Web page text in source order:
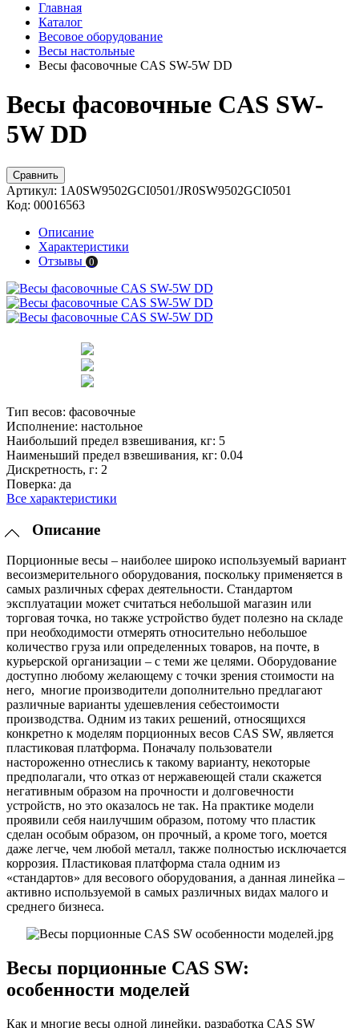
Главная
Каталог
Весовое оборудование
Весы настольные
Весы фасовочные CAS SW-5W DD
Весы фасовочные CAS SW-
5W DD
Сравнить
Артикул: 1A0SW9502GCI0501/JR0SW9502GCI0501
Код: 00016563
Описание
Характеристики
Отзывы 0
Тип весов: фасовочные
Исполнение: настольное
Наибольший предел взвешивания, кг: 5
Наименьший предел взвешивания, кг: 0.04
Дискретность, г: 2
Поверка: да
Все характеристики
Описание
Порционные весы – наиболее широко используемый вариант
весоизмерительного оборудования, поскольку применяется в
самых различных сферах деятельности. Стандартом
эксплуатации может считаться небольшой магазин или
торговая точка, но также устройство будет полезно на складе
при необходимости отмерять относительно небольшое
количество груза или определенных товаров, на почте, в
курьерской организации – с теми же целями. Оборудование
доступно любому желающему с точки зрения стоимости на
него, многие производители дополнительно предлагают
различные варианты удешевления себестоимости
производства. Одним из таких решений, относящихся
конкретно к моделям порционных весов CAS SW, является
пластиковая платформа. Поначалу пользователи
настороженно отнеслись к такому варианту, некоторые
предполагали, что отказ от нержавеющей стали скажется
негативным образом на прочности и долговечности
устройств, но это оказалось не так. На практике модели
проявили себя наилучшим образом, потому что пластик
сделан особым образом, он прочный, а кроме того, моется
даже легче, чем любой металл, также полностью исключается
коррозия. Пластиковая платформа стала одним из
«стандартов» для весового оборудования, а данная линейка –
активно используемой в самых различных видах малого и
среднего бизнеса.
Весы порционные CAS SW:
особенности моделей
Как и многие весы одной линейки, разработка CAS SW